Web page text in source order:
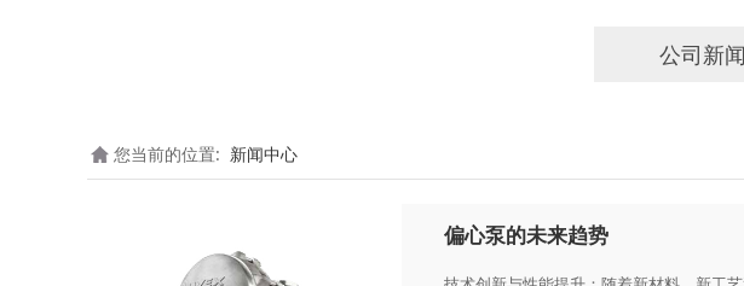
公司新闻
您当前的位置: 新闻中心
偏心泵的未来趋势